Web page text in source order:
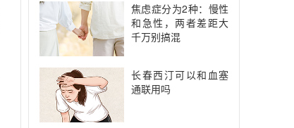
焦虑症分为2种：慢性
和急性，两者差距大
千万别搞混
长春西汀可以和血塞
通联用吗